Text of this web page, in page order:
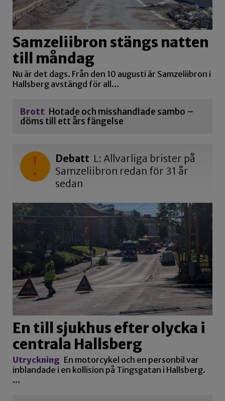
Samzeliibron stängs natten
till måndag
Nu är det dags. Från den 10 augusti är Samzeliibron i
Hallsberg avstängd för all…
Brott Hotade och misshandlade sambo –
döms till ett års fängelse
Debatt L: Allvarliga brister på
Samzeliibron redan för 31 år
sedan
En till sjukhus efter olycka i
centrala Hallsberg
Utryckning En motorcykel och en personbil var
inblandade i en kollision på Tingsgatan i Hallsberg.
…